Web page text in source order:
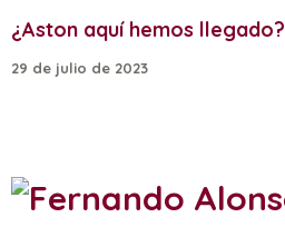
¿Aston aquí hemos llegado?
29 de julio de 2023